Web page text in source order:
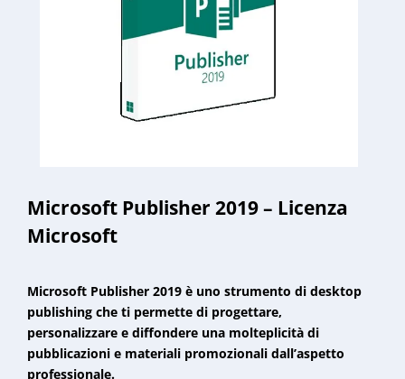
Microsoft Publisher 2019 – Licenza
Microsoft
Microsoft Publisher 2019 è uno strumento di desktop
publishing che ti permette di progettare,
personalizzare e diffondere una molteplicità di
pubblicazioni e materiali promozionali dall’aspetto
professionale.